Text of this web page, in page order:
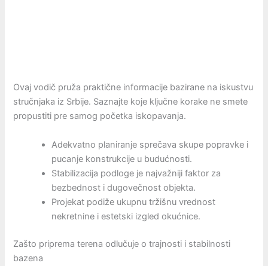
Ovaj vodič pruža praktične informacije bazirane na iskustvu
stručnjaka iz Srbije. Saznajte koje ključne korake ne smete
propustiti pre samog početka iskopavanja.
Adekvatno planiranje sprečava skupe popravke i
pucanje konstrukcije u budućnosti.
Stabilizacija podloge je najvažniji faktor za
bezbednost i dugovečnost objekta.
Projekat podiže ukupnu tržišnu vrednost
nekretnine i estetski izgled okućnice.
Zašto priprema terena odlučuje o trajnosti i stabilnosti
bazena